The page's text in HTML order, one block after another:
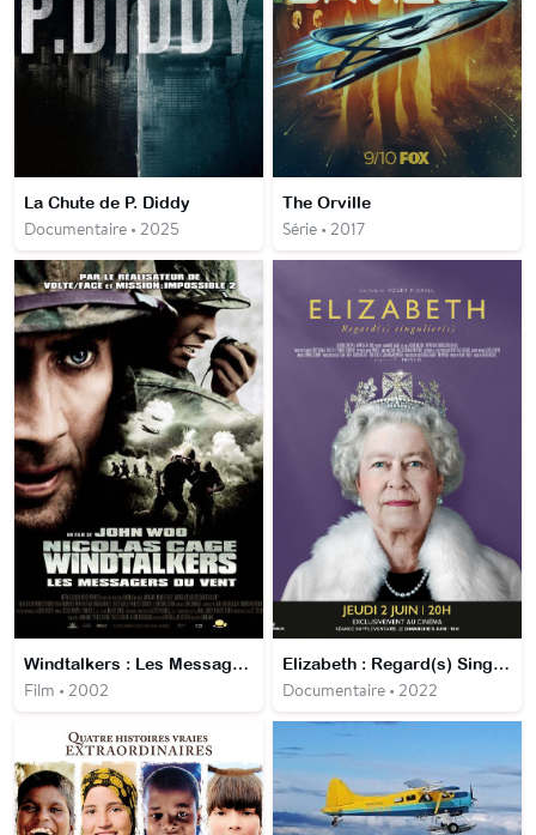
La Chute de P. Diddy
Documentaire • 2025
The Orville
Série • 2017
Windtalkers : Les Messagers du vent
Film • 2002
Elizabeth : Regard(s) Singulier(s)
Documentaire • 2022